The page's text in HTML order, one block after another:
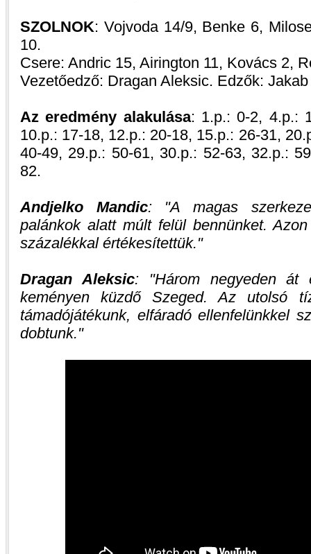
SZOLNOK: Vojvoda 14/9, Benke 6,
10.
Csere: Andric 15, Airington 11, Kovács 2,
Vezetőedző: Dragan Aleksic. Edzők:
Az eredmény alakulása: 1.p.: 0-2, 4.p.:
10.p.: 17-18, 12.p.: 20-18, 15.p.: 26-31,
40-49, 29.p.: 50-61, 30.p.: 52-63, 32.p.:
82.
Andjelko Mandic:
A magas
palánkok alatt múlt felül bennünket.
százalékkal értékesítettük.
Dragan Aleksic:
Három negyeden át
keményen küzdő Szeged. Az utolsó
támadójátékunk, elfáradó ellenfelünkkel
dobtunk.